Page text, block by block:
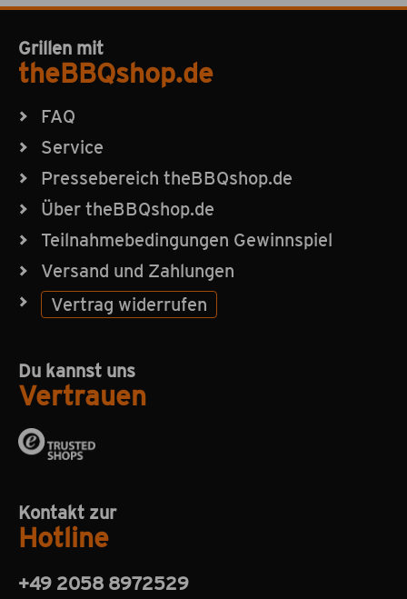
Grillen mit
theBBQshop.de
FAQ
Service
Pressebereich theBBQshop.de
Über theBBQshop.de
Teilnahmebedingungen Gewinnspiel
Versand und Zahlungen
Vertrag widerrufen
Du kannst uns
Vertrauen
Kontakt zur
Hotline
+49 2058 8972529